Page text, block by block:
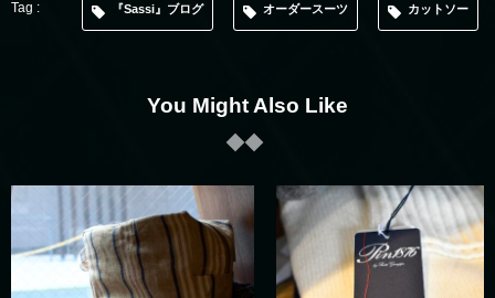
『Sassi』ブログ オーダースーツ カットソー
You Might Also Like